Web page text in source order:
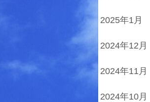
2025年1月
2024年12月
2024年11月
2024年10月